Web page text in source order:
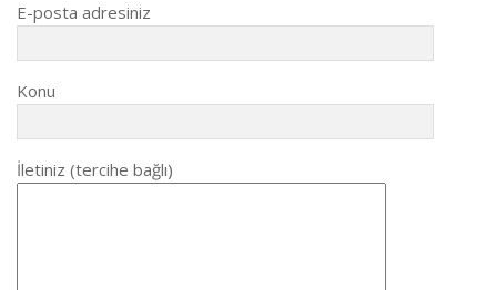
E-posta adresiniz
Konu
İletiniz (tercihe bağlı)